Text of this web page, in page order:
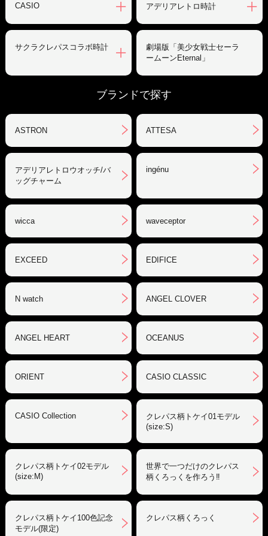
CASIO アデリアレトロ時計
サクラクレパスコラボ時計
劇場版「美少女戦士セーラ
ームーンEternal」
ブランドで探す
ASTRON ATTESA
アデリアレトロウオッチ/バ
ッグチャーム
ingénu
wicca waveceptor
EXCEED EDIFICE
N watch ANGEL CLOVER
ANGEL HEART OCEANUS
ORIENT CASIO CLASSIC
CASIO Collection
クレパス柄トケイ01モデル
(size:S)
クレパス柄トケイ02モデル
(size:M)
世界で一つだけのクレパス
柄くろっくを作ろう‼︎
クレパス柄トケイ100色記念
モデル(限定)
クレパス柄くろっく